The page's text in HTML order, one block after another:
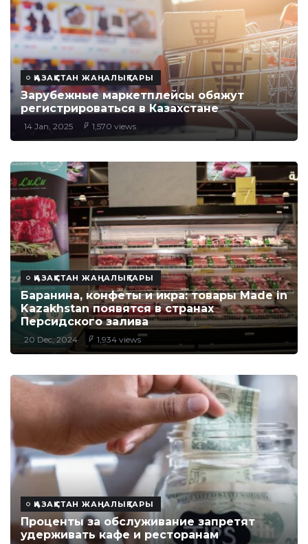
ҚАЗАҚСТАН ЖАҢАЛЫҚТАРЫ
Зарубежные маркетплейсы обяжут
регистрироваться в Казахстане
14 Jan, 2025 1,570 views
ҚАЗАҚСТАН ЖАҢАЛЫҚТАРЫ
Баранина, конфеты и икра: товары Made in
Kazakhstan появятся в странах
Персидского залива
20 Dec, 2024 1,934 views
ҚАЗАҚСТАН ЖАҢАЛЫҚТАРЫ
Проценты за обслуживание запретят
удерживать кафе и ресторанам